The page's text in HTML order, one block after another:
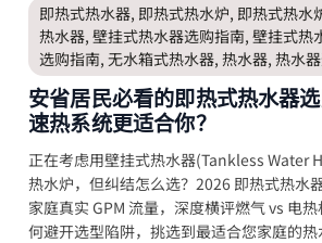
即热式热水器, 即热式热水炉, 即热式热水
热水器, 壁挂式热水器选购指南, 壁挂式热
选购指南, 无水箱式热水器, 热水器, 热水
安省居民必看的即热式热水器
速热系统更适合你？
正在考虑用壁挂式热水器(Tankless Water
热水炉，但纠结怎么选？2026 即热式热水
家庭真实 GPM 流量，深度横评燃气 vs 电
何避开选型陷阱，挑选到最适合您家庭的热